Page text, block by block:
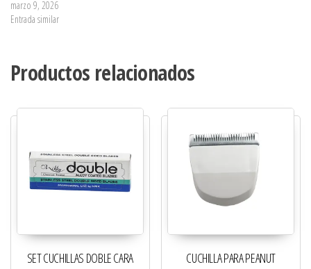
marzo 9, 2026
Entrada similar
Productos relacionados
SET CUCHILLAS DOBLE CARA CUCHILLA PARA PEANUT